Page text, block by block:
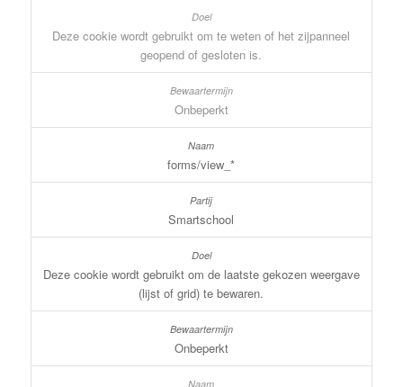
Deze cookie wordt gebruikt om te weten of het zijpanneel
geopend of gesloten is.
Onbeperkt
forms/view_*
Smartschool
Deze cookie wordt gebruikt om de laatste gekozen weergave
(lijst of grid) te bewaren.
Onbeperkt